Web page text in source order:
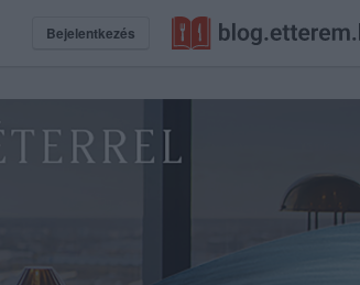
Bejelentkezés